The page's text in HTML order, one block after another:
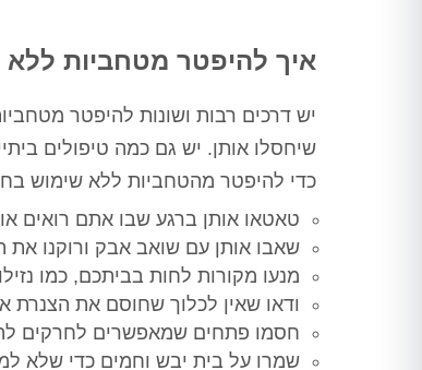
איך להיפטר מטחביות ללא
יש דרכים רבות ושונות להיפטר
שיחסלו אותן. יש גם כמה טיפולים
כדי להיפטר מהטחביות ללא שימוש
טאטאו אותן ברגע שבו אתם רואים
שאבו אותן עם שואב אבק ורוקנו את
מנעו מקורות לחות בביתכם, כמו
ודאו שאין לכלוך שחוסם את הצנרת
חסמו פתחים שמאפשרים לחרקים
שמרו על בית יבש וחמים כדי שלא